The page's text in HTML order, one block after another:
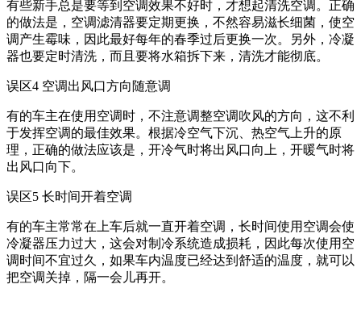
有些新手总是要等到空调效果不好时，才想起清洗空调。正确
的做法是，空调滤清器要定期更换，不然容易滋长细菌，使空
调产生霉味，因此最好每年的春季过后更换一次。另外，冷凝
器也要定时清洗，而且要将水箱拆下来，清洗才能彻底。
误区4 空调出风口方向随意调
有的车主在使用空调时，不注意调整空调吹风的方向，这不利
于发挥空调的最佳效果。根据冷空气下沉、热空气上升的原
理，正确的做法应该是，开冷气时将出风口向上，开暖气时将
出风口向下。
误区5 长时间开着空调
有的车主常常在上车后就一直开着空调，长时间使用空调会使
冷凝器压力过大，这会对制冷系统造成损耗，因此每次使用空
调时间不宜过久，如果车内温度已经达到舒适的温度，就可以
把空调关掉，隔一会儿再开。